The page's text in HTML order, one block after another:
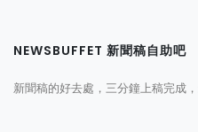
NEWSBUFFET 新聞稿自助吧
新聞稿的好去處，三分鐘上稿完成